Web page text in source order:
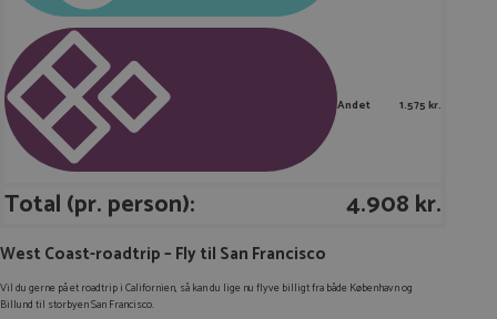
Andet 1.575 kr.
Total (pr. person): 4.908 kr.
West Coast-roadtrip – Fly til San Francisco
Vil du gerne på et roadtrip i Californien, så kan du lige nu flyve billigt fra både København og
Billund til storbyen San Francisco.